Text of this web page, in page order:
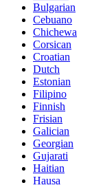
Bulgarian
Cebuano
Chichewa
Corsican
Croatian
Dutch
Estonian
Filipino
Finnish
Frisian
Galician
Georgian
Gujarati
Haitian
Hausa